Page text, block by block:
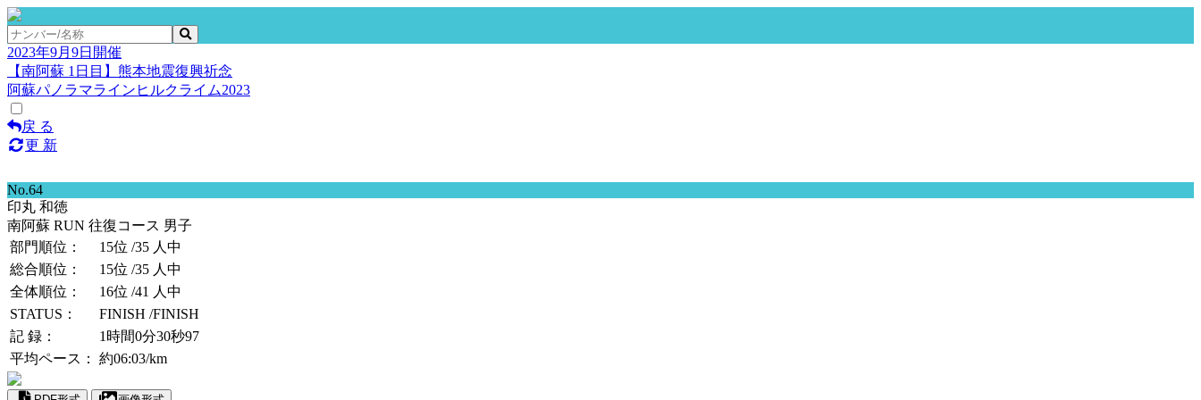
2023年9月9日開催
【南阿蘇 1日目】熊本地震復興祈念
阿蘇パノラマラインヒルクライム2023
戻 る
更 新
No.64
印丸 和徳
南阿蘇 RUN 往復コース 男子
部門順位：
15位 /35 人中
総合順位：
15位 /35 人中
全体順位：
16位 /41 人中
STATUS：
FINISH /FINISH
記 録：
1時間0分30秒97
平均ペース：
約06:03/km